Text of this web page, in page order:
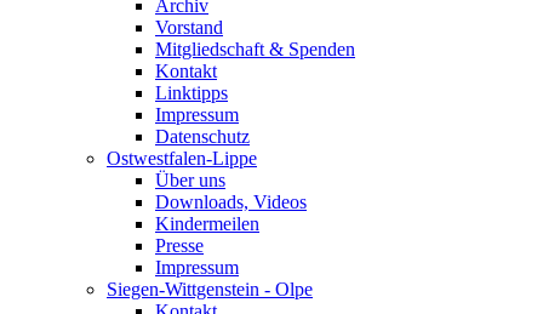
Archiv
Vorstand
Mitgliedschaft & Spenden
Kontakt
Linktipps
Impressum
Datenschutz
Ostwestfalen-Lippe
Über uns
Downloads, Videos
Kindermeilen
Presse
Impressum
Siegen-Wittgenstein - Olpe